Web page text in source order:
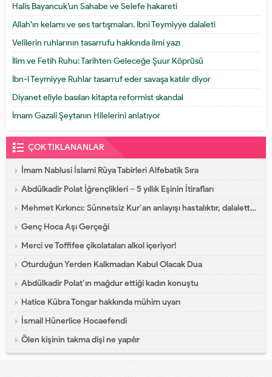
Halis Bayancuk’un Sahabe ve Selefe hakareti
Allah’ın kelamı ve ses tartışmaları. İbni Teymiyye dalaleti
Velilerin ruhlarının tasarrufu hakkında ilmi yazı
İlim ve Fetih Ruhu: Tarihten Geleceğe Şuur Köprüsü
İbn-i Teymiyye Ruhlar tasarruf eder savaşa katılır diyor
Diyanet eliyle basılan kitapta reformist skandal
İmam Gazali Şeytanın Hilelerini anlatıyor
ÇOK TIKLANANLAR
İmam Nablusi İslami Rüya Tabirleri Alfebatik Sıra
Abdülkadir Polat İğrençlikleri – 5 yıllık Eşinin İtirafları
Mehmet Kırkıncı: Sünnetsiz Kur’an anlayışı hastalıktır, dalalettir!
Genç Hoca Aşı Gerçeği
Merci ve Toffifee çikolataları alkol içeriyor!
Oturduğun Yerden Kalkmadan Kabul Olacak Dua
Abdülkadir Polat’ın mağdur ettiği kadın konuştu
Hatice Kübra Tongar hakkında mühim uyarı
İsmail Hünerlice Hocaefendi
Ölen kişinin takma dişi ne yapılır